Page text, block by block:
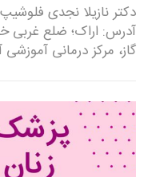
دکتر نازیلا نجدی
آدرس: اراک؛ ضلع غربی
گاز، مرکز درمانی